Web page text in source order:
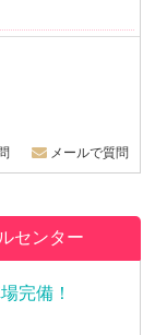
メールで質問
センター
完備！